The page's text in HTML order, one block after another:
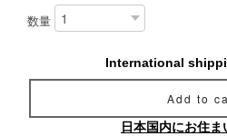
数量
International
Add to
日本国内にお住